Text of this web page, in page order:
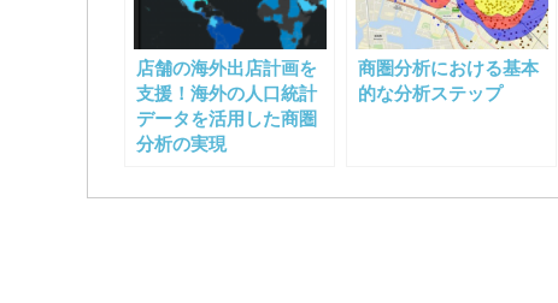
店舗の海外出店計画を
支援！海外の人口統計
データを活用した商圏
分析の実現
商圏分析における基本
的な分析ステップ